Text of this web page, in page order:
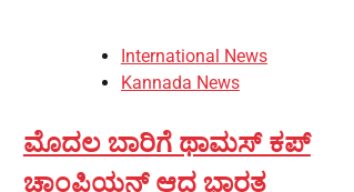
International News
Kannada News
ಮೊದಲ ಬಾರಿಗೆ ಥಾಮಸ್ ಕಪ್
ಚಾಂಪಿಯನ್ ಆದ ಭಾರತ